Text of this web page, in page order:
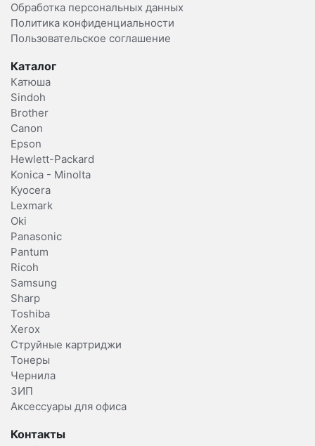
Обработка персональных данных
Политика конфиденциальности
Пользовательское соглашение
Каталог
Катюша
Sindoh
Brother
Canon
Epson
Hewlett-Packard
Konica - Minolta
Kyocera
Lexmark
Oki
Panasonic
Pantum
Ricoh
Samsung
Sharp
Toshiba
Xerox
Струйные картриджи
Тонеры
Чернила
ЗИП
Аксессуары для офиса
Контакты